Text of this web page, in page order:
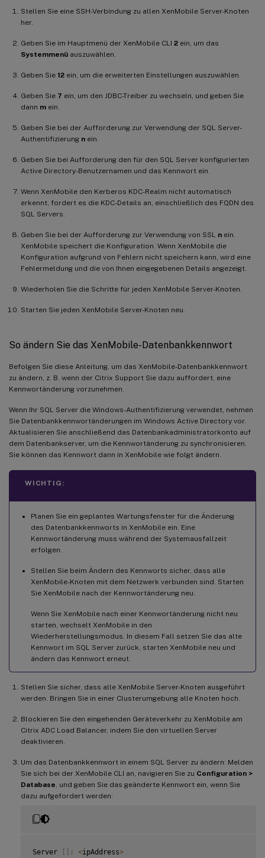
Stellen Sie eine SSH-Verbindung zu allen XenMobile Server-Knoten
her.
Geben Sie im Hauptmenü der XenMobile CLI 2 ein, um das
Systemmenü auszuwählen.
Geben Sie 12 ein, um die erweiterten Einstellungen auszuwählen.
Geben Sie 7 ein, um den JDBC-Treiber zu wechseln, und geben Sie
dann m ein.
Geben Sie bei der Aufforderung zur Verwendung der SQL Server-
Authentifizierung n ein.
Geben Sie bei Aufforderung den für den SQL Server konfigurierten
Active Directory-Benutzernamen und das Kennwort ein.
Wenn XenMobile den Kerberos KDC-Realm nicht automatisch
erkennt, fordert es die KDC-Details an, einschließlich des FQDN des
SQL Servers.
Geben Sie bei der Aufforderung zur Verwendung von SSL n ein.
XenMobile speichert die Konfiguration. Wenn XenMobile die
Konfiguration aufgrund von Fehlern nicht speichern kann, wird eine
Fehlermeldung und die von Ihnen eingegebenen Details angezeigt.
Wiederholen Sie die Schritte für jeden XenMobile Server-Knoten.
Starten Sie jeden XenMobile Server-Knoten neu.
So ändern Sie das XenMobile-Datenbankkennwort
Befolgen Sie diese Anleitung, um das XenMobile-Datenbankkennwort
zu ändern, z. B. wenn der Citrix Support Sie dazu auffordert, eine
Kennwortänderung vorzunehmen.
Wenn Ihr SQL Server die Windows-Authentifizierung verwendet, nehmen
Sie Datenbankkennwortänderungen im Windows Active Directory vor.
Aktualisieren Sie anschließend das Datenbankadministratorkonto auf
dem Datenbankserver, um die Kennwortänderung zu synchronisieren.
Sie können das Kennwort dann in XenMobile wie folgt ändern.
WICHTIG:
Planen Sie ein geplantes Wartungsfenster für die Änderung
des Datenbankkennworts in XenMobile ein. Eine
Kennwortänderung muss während der Systemausfallzeit
erfolgen.
Stellen Sie beim Ändern des Kennworts sicher, dass alle
XenMobile-Knoten mit dem Netzwerk verbunden sind. Starten
Sie XenMobile nach der Kennwortänderung neu.
Wenn Sie XenMobile nach einer Kennwortänderung nicht neu
starten, wechselt XenMobile in den
Wiederherstellungsmodus. In diesem Fall setzen Sie das alte
Kennwort im SQL Server zurück, starten XenMobile neu und
ändern das Kennwort erneut.
Stellen Sie sicher, dass alle XenMobile Server-Knoten ausgeführt
werden. Bringen Sie in einer Clusterumgebung alle Knoten hoch.
Blockieren Sie den eingehenden Geräteverkehr zu XenMobile am
Citrix ADC Load Balancer, indem Sie den virtuellen Server
deaktivieren.
Um das Datenbankkennwort in einem SQL Server zu ändern: Melden
Sie sich bei der XenMobile CLI an, navigieren Sie zu Configuration >
Database, und geben Sie das geänderte Kennwort ein, wenn Sie
dazu aufgefordert werden:
Server : <ipAddress>